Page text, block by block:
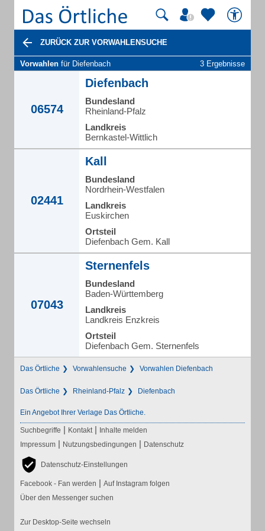
ZURÜCK ZUR VORWAHLENSUCHE
Vorwahlen für Diefenbach 3 Ergebnisse
06574
Diefenbach
Bundesland
Rheinland-Pfalz
Landkreis
Bernkastel-Wittlich
02441
Kall
Bundesland
Nordrhein-Westfalen
Landkreis
Euskirchen
Ortsteil
Diefenbach Gem. Kall
07043
Sternenfels
Bundesland
Baden-Württemberg
Landkreis
Landkreis Enzkreis
Ortsteil
Diefenbach Gem. Sternenfels
Das Örtliche Vorwahlensuche Vorwahlen Diefenbach
Das Örtliche Rheinland-Pfalz Diefenbach
Ein Angebot Ihrer Verlage Das Örtliche.
Suchbegriffe | Kontakt | Inhalte melden
Impressum | Nutzungsbedingungen | Datenschutz
Datenschutz-Einstellungen
Facebook - Fan werden | Auf Instagram folgen
Über den Messenger suchen
Zur Desktop-Seite wechseln